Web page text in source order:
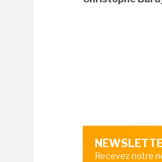
Recevez notre